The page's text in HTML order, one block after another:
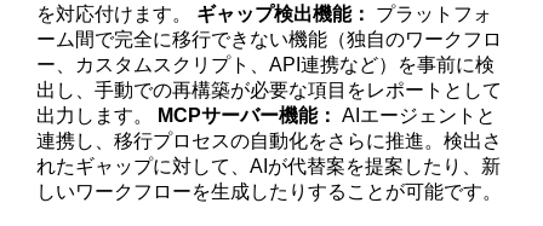
を対応付けます。 ギャップ検出機能：
プラットフォ
ーム間で完全に移行できない機能（独自のワークフロ
ー、カスタムスクリプト、API連携など）を事前に検
出し、手動での再構築が必要な項目をレポートとして
出力します。
MCPサーバー機能： AIエージェントと
連携し、移行プロセスの自動化をさらに推進。検出さ
れたギャップに対して、AIが代替案を提案したり、新
しいワークフローを生成したりすることが可能です。